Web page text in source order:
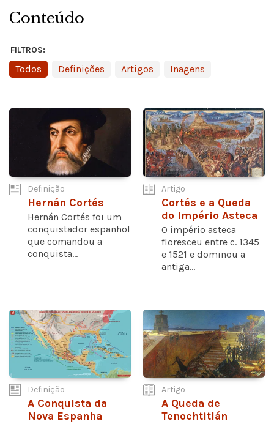
Conteúdo
FILTROS:
Todos Definições Artigos Inagens
Definição
Hernán Cortés
Hernán Cortés foi um
conquistador espanhol
que comandou a
conquista...
Artigo
Cortés e a Queda
do Império Asteca
O império asteca
floresceu entre c. 1345
e 1521 e dominou a
antiga...
Definição
A Conquista da
Nova Espanha
Artigo
A Queda de
Tenochtitlán